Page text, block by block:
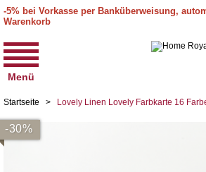
-5% bei Vorkasse per Banküberweisung,
Warenkorb
Menü
Startseite > Lovely Linen Lovely Farbkarte 16
-30%